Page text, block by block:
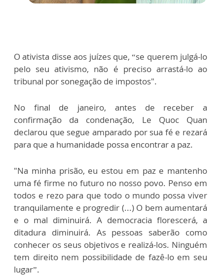
O ativista disse aos juízes que, “se querem julgá-lo
pelo seu ativismo, não é preciso arrastá-lo ao
tribunal por sonegação de impostos".
No final de janeiro, antes de receber a
confirmação da condenação, Le Quoc Quan
declarou que segue amparado por sua fé e rezará
para que a humanidade possa encontrar a paz.
"Na minha prisão, eu estou em paz e mantenho
uma fé firme no futuro no nosso povo. Penso em
todos e rezo para que todo o mundo possa viver
tranquilamente e progredir (...) O bem aumentará
e o mal diminuirá. A democracia florescerá, a
ditadura diminuirá. As pessoas saberão como
conhecer os seus objetivos e realizá-los. Ninguém
tem direito nem possibilidade de fazê-lo em seu
lugar”.